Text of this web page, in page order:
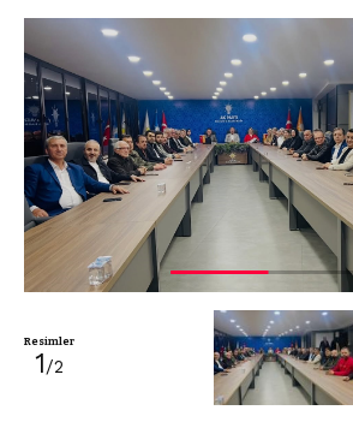
Resimler
1/2